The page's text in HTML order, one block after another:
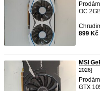
OC
899 Kč
MSI
2026]
GTX